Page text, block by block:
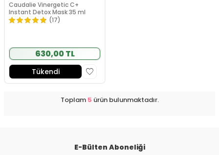
Caudalie Vinergetic C+
Instant Detox Mask 35 ml
(17)
630,00 TL
Tükendi
Toplam 5 ürün bulunmaktadır.
E-Bülten Aboneliği